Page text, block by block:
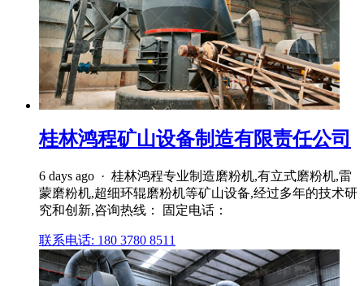
桂林鸿程矿山设备制造有限责任公司
6 days ago · 桂林鸿程专业制造磨粉机,有立式磨粉机,雷
蒙磨粉机,超细环辊磨粉机等矿山设备,经过多年的技术研
究和创新,咨询热线： 固定电话：
联系电话: 180 3780 8511